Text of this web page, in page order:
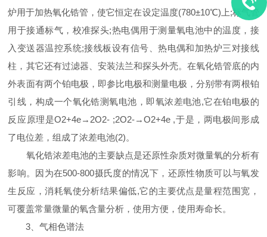
炉用于加热氧化锆管，使它恒定在设定温度(780±10℃)上;标气管
用于接通标气，校准探头;热电偶用于测量氧电池中的温度，接
入变送器温控系统;接线板设有信号、热电偶和加热炉三对接线
柱，其它还有过滤器、安装法兰和探头外壳。在氧化锆管底的内
外表面有两个铂电极，即参比电极和测量电极，分别带有两根铂
引线，构成一个氧化锆测氧电池，即氧浓差电池,它在铂电极的
反应原理是O2+4e→2O2- ;2O2-→O2+4e ,于是，两电极间形成
了电位差，组成了浓差电池(2)。
氧化锆浓差电池的主要缺点是还原性杂质对微量氧的分析有
影响。因为在500-800摄氏度的情况下，还原性物质可以与氧发
生反应，消耗氧使分析结果偏低,它的主要优点是量程范围宽，
可覆盖常量微量的氧含量分析，使用方便，使用寿命长。
3、气相色谱法